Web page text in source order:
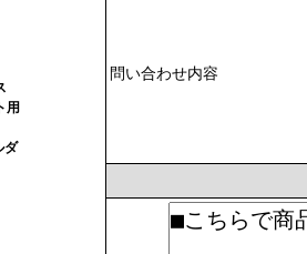
用
ダ
問い合わせ内容